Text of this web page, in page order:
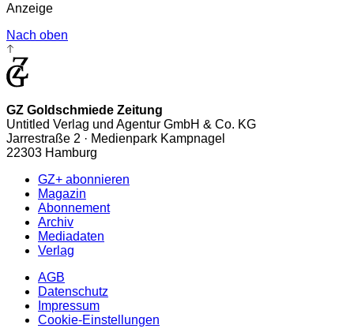
Anzeige
Nach oben
GZ Goldschmiede Zeitung
Untitled Verlag und Agentur GmbH & Co. KG
Jarrestraße 2 · Medienpark Kampnagel
22303 Hamburg
GZ+ abonnieren
Magazin
Abonnement
Archiv
Mediadaten
Verlag
AGB
Datenschutz
Impressum
Cookie-Einstellungen